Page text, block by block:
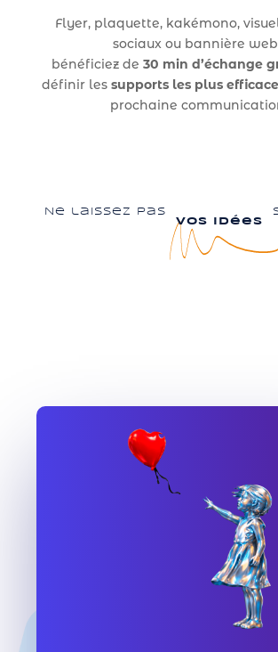
Flyer, plaquette, kakémono,
sociaux ou bannière
bénéficiez de 30 min d’échange
définir les supports les plus
prochaine
Ne laissez pas
vos idées